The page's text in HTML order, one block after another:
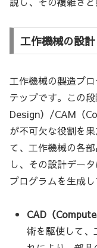
工作機械の設
工作機械の製造プ
テップです。この
Design）/CAM（
が不可欠な役割を
て、工作機械の各
し、その設計デー
プログラムを生成し
CAD（
術を駆使して、